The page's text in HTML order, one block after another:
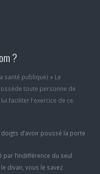
?
santé publique) « Le
toute personne de
faciliter l'exercice de ce
d’avoir poussé la porte
l’indifférence du seul
divan, vous le savez